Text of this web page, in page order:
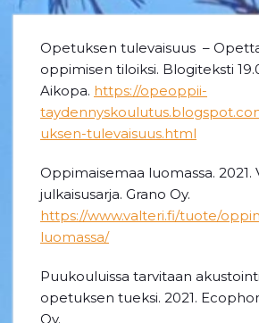
Opetuksen tulevaisuus –
oppimisen tiloiksi. Blogiteksti
Aikopa. https://opeoppii-
uksen-tulevaisuus.html
Oppimaisemaa luomassa. 2021.
julkaisusarja. Grano Oy.
https://www.valteri.fi/tuote/
luomassa/
Puukouluissa tarvitaan
opetuksen tueksi. 2021.
Oy.